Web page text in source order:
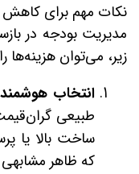
نکات مهم برای
مدیریت بودجه در
زیر، می‌توان هزینه‌ها
انتخاب
طبیعی
ساخت بالا یا
که ظاهر مشابهی